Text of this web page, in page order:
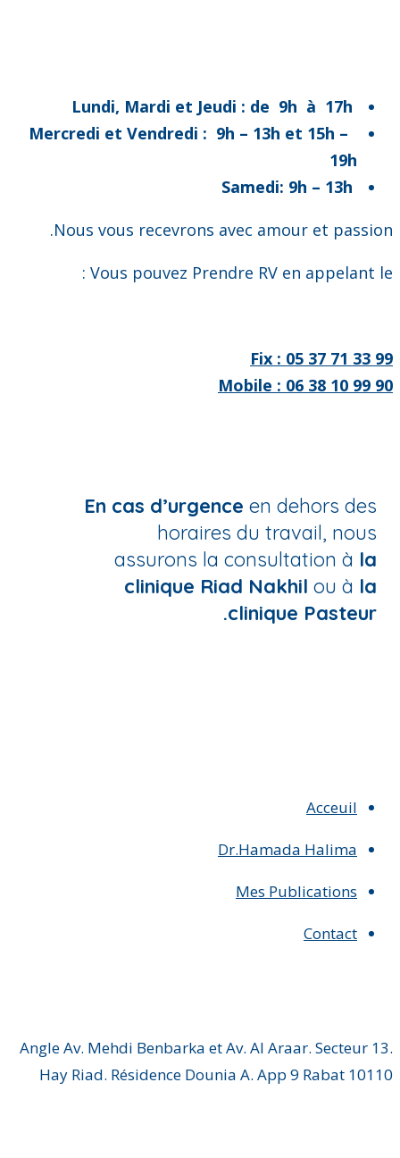
Mercredi et Vendredi : 9h – 13h et 15h –
19h
Nous vous recevrons avec amour et passion.
Vous pouvez Prendre RV en appelant le :
Fix : 05 37 71 33 99
Mobile : 06 38 10 99 90
En cas d’urgence en dehors des
horaires du travail, nous
assurons la consultation à la
clinique Riad Nakhil ou à la
clinique Pasteur.
Acceuil
Dr.Hamada Halima
Mes Publications
Contact
Angle Av. Mehdi Benbarka et Av. Al Araar. Secteur 13.
Hay Riad. Résidence Dounia A. App 9 Rabat 10110